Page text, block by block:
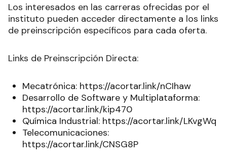
Los interesados en las carreras ofrecidas por el
instituto pueden acceder directamente a los links
de preinscripción específicos para cada oferta.
Links de Preinscripción Directa:
Mecatrónica: https://acortar.link/nCIhaw
Desarrollo de Software y Multiplataforma:
https://acortar.link/kip470
Química Industrial: https://acortar.link/LKvgWq
Telecomunicaciones:
https://acortar.link/CNSG8P